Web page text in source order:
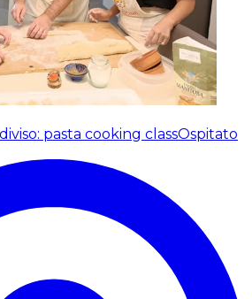
pasta cooking classOspitato